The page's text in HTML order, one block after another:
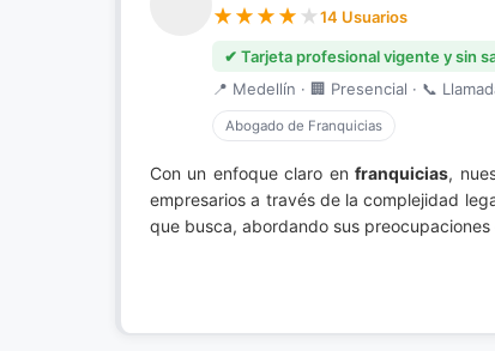
14 Usuarios
✔ Tarjeta profesional vigente y sin
📍 Medellín · 🏢 Presencial · 📞
Abogado de Franquicias
Con un enfoque claro enfranquicias,
empresarios a través de la complejidad
que busca, abordando sus